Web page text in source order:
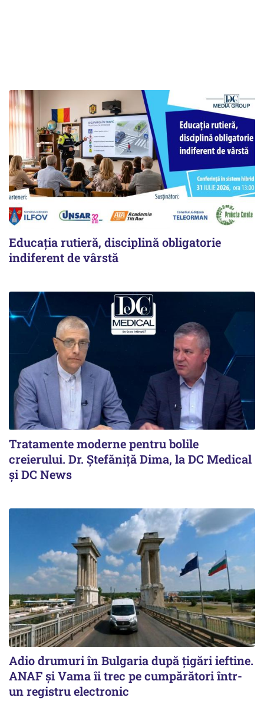
Educația rutieră, disciplină obligatorie
indiferent de vârstă
Tratamente moderne pentru bolile
creierului. Dr. Ștefăniță Dima, la DC Medical
și DC News
Adio drumuri în Bulgaria după țigări ieftine.
ANAF și Vama îi trec pe cumpărători într-
un registru electronic